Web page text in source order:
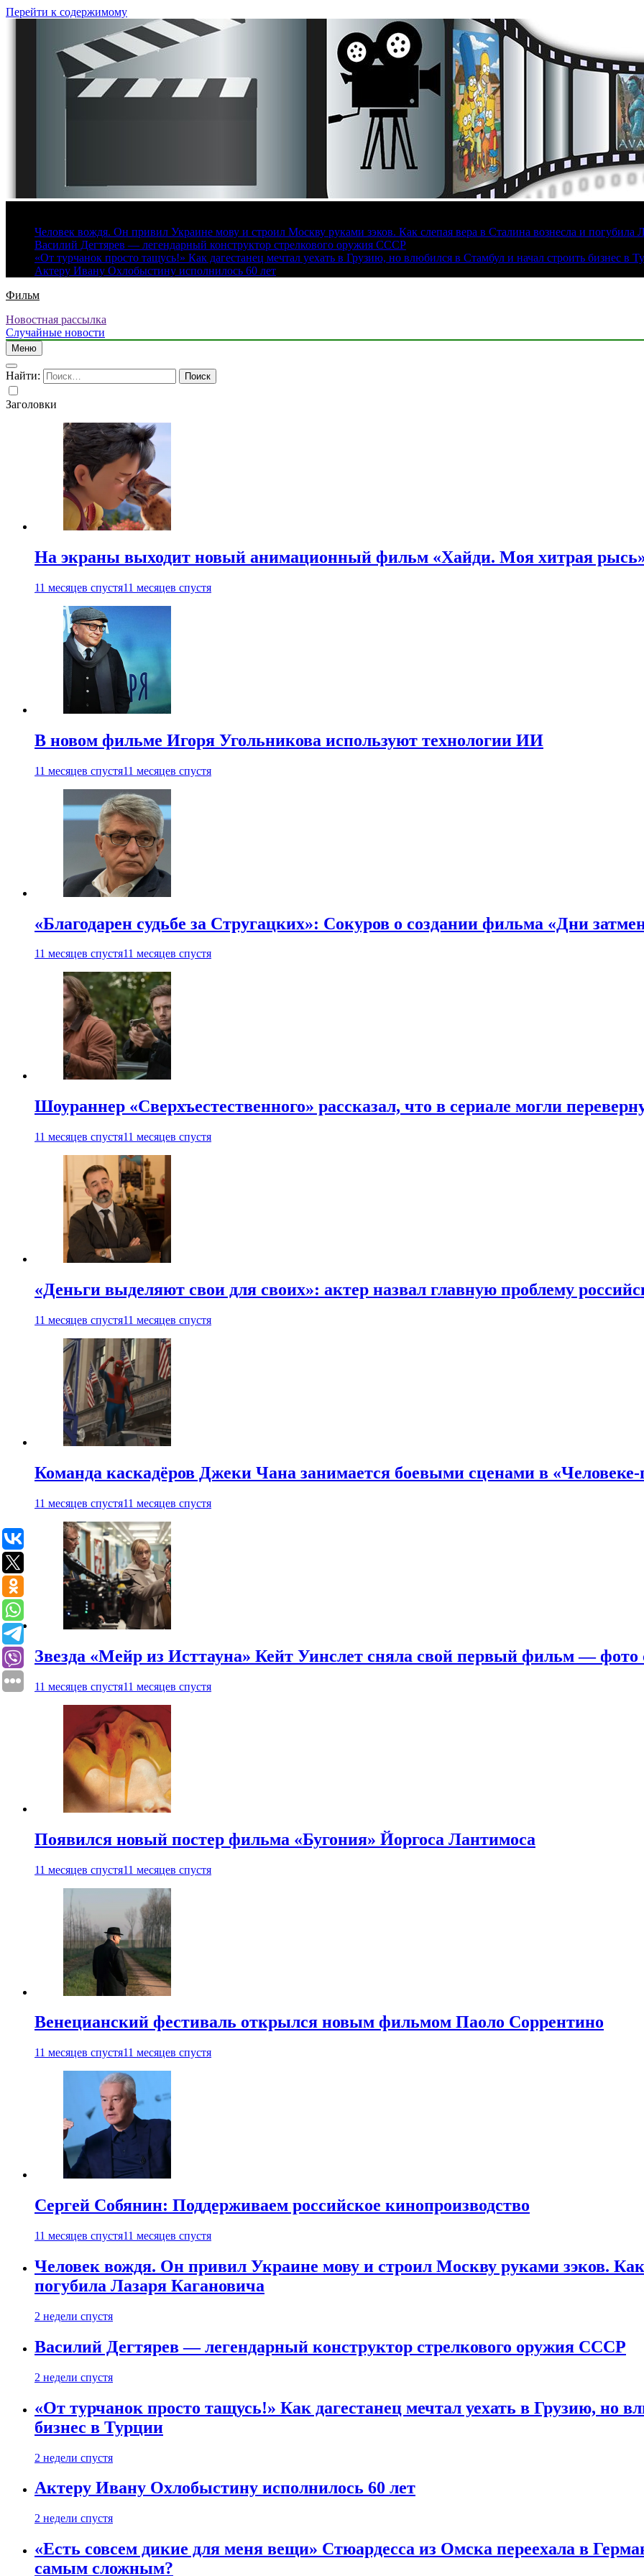
Перейти к содержимому
Человек вождя. Он привил Украине мову и строил Москву руками зэков. Как слепая вера в Сталина вознесла и погубила
Василий Дегтярев — легендарный конструктор стрелкового оружия СССР
«От турчанок просто тащусь!» Как дагестанец мечтал уехать в Грузию, но влюбился в Стамбул и начал строить бизнес в
Актеру Ивану Охлобыстину исполнилось 60 лет
Фильм
Новостная рассылка
Случайные новости
Меню
Найти:
Заголовки
На экраны выходит новый анимационный фильм «Хайди. Моя хитрая
11 месяцев спустя11 месяцев спустя
В новом фильме Игоря Угольникова используют технологии ИИ
11 месяцев спустя11 месяцев спустя
«Благодарен судьбе за Стругацких»: Сокуров о создании фильма «Дни
11 месяцев спустя11 месяцев спустя
Шоураннер «Сверхъестественного» рассказал, что в сериале могли
11 месяцев спустя11 месяцев спустя
«Деньги выделяют свои для своих»: актер назвал главную проблему
11 месяцев спустя11 месяцев спустя
Команда каскадёров Джеки Чана занимается боевыми сценами в «Человеке-
11 месяцев спустя11 месяцев спустя
Звезда «Мейр из Исттауна» Кейт Уинслет сняла свой первый фильм — фото
11 месяцев спустя11 месяцев спустя
Появился новый постер фильма «Бугония» Йоргоса Лантимоса
11 месяцев спустя11 месяцев спустя
Венецианский фестиваль открылся новым фильмом Паоло Соррентино
11 месяцев спустя11 месяцев спустя
Сергей Собянин: Поддерживаем российское кинопроизводство
11 месяцев спустя11 месяцев спустя
Человек вождя. Он привил Украине мову и строил Москву руками зэков.
погубила Лазаря Кагановича
2 недели спустя
Василий Дегтярев — легендарный конструктор стрелкового оружия СССР
2 недели спустя
«От турчанок просто тащусь!» Как дагестанец мечтал уехать в Грузию, но
бизнес в Турции
2 недели спустя
Актеру Ивану Охлобыстину исполнилось 60 лет
2 недели спустя
«Есть совсем дикие для меня вещи» Стюардесса из Омска переехала в
самым сложным?